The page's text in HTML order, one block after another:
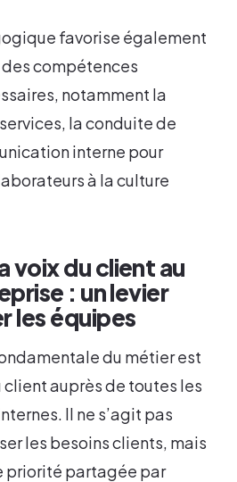
favorise également
compétences
notamment la
la conduite de
interne pour
à la culture
voix du client au
: un levier
les équipes
du métier est
auprès de toutes les
Il ne s’agit pas
les besoins clients, mais
priorité partagée par